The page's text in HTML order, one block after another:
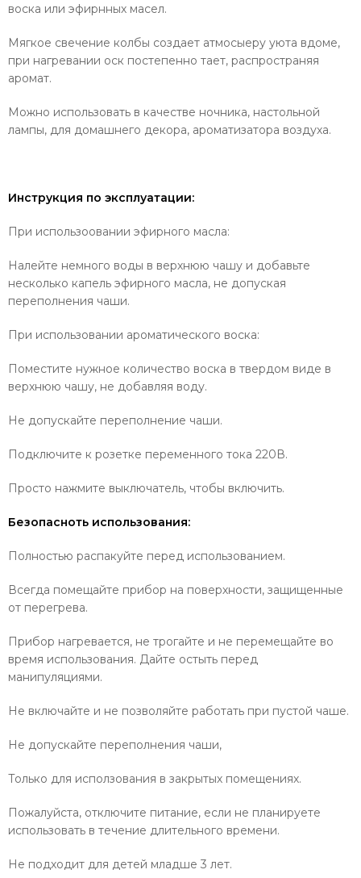
воска или эфирнных масел.
Мягкое свечение колбы создает атмосыеру уюта вдоме,
при нагревании оск постепенно тает, распространяя
аромат.
Можно использовать в качестве ночника, настольной
лампы, для домашнего декора, ароматизатора воздуха.
Инструкция по эксплуатации:
При использоовании эфирного масла:
Налейте немного воды в верхнюю чашу и добавьте
несколько капель эфирного масла, не допуская
переполнения чаши.
При использовании ароматического воска:
Поместите нужное количество воска в твердом виде в
верхнюю чашу, не добавляя воду.
Не допускайте переполнение чаши.
Подключите к розетке переменного тока 220В.
Просто нажмите выключатель, чтобы включить.
Безопасноть использования:
Полностью распакуйте перед использованием.
Всегда помещайте прибор на поверхности, защищенные
от перегрева.
Прибор нагревается, не трогайте и не перемещайте во
время использования. Дайте остыть перед
манипуляциями.
Не включайте и не позволяйте работать при пустой чаше.
Не допускайте переполнения чаши,
Только для исползования в закрытых помещениях.
Пожалуйста, отключите питание, если не планируете
использовать в течение длительного времени.
Не подходит для детей младше 3 лет.